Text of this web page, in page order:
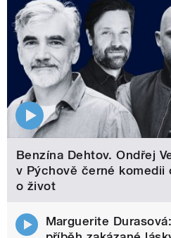
Benzína Dehtov. Ondřej
v Pýchově černé komedii
o život
Marguerite